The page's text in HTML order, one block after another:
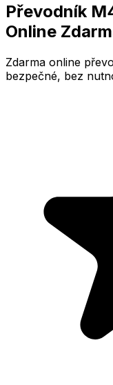
Převodník
Online
Zdarma online
bezpečné, bez